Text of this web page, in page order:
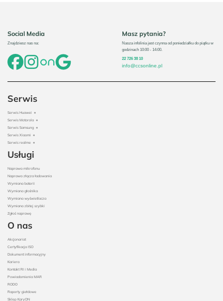
Social Media
Znajdziesz nas na:
Masz pytania?
Nasza infolinia jest czynna od poniedziałku do piątku w
godzinach 10:00 - 14:00.
22 726 38 10
info@ccsonline.pl
Serwis
Serwis Huawei +
Serwis Motorola +
Serwis Samsung +
Serwis Xiaomi +
Serwis realme +
Usługi
Naprawa mikrofonu
Naprawa złącza ładowania
Wymiana baterii
Wymiana głośnika
Wymiana wyświetlacza
Wymiana zbitej szybki
Zgłoś naprawę
O nas
Akcjonariat
Certyfikacja ISO
Dokument informacyjny
Kariera
Kontakt RI i Media
Powiadomienia MAR
RODO
Raporty giełdowe
Sklep KaryON